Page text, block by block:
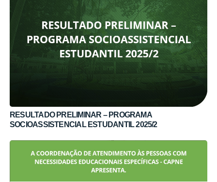
RESULTADO PRELIMINAR – PROGRAMA
SOCIOASSISTENCIAL ESTUDANTIL 2025/2